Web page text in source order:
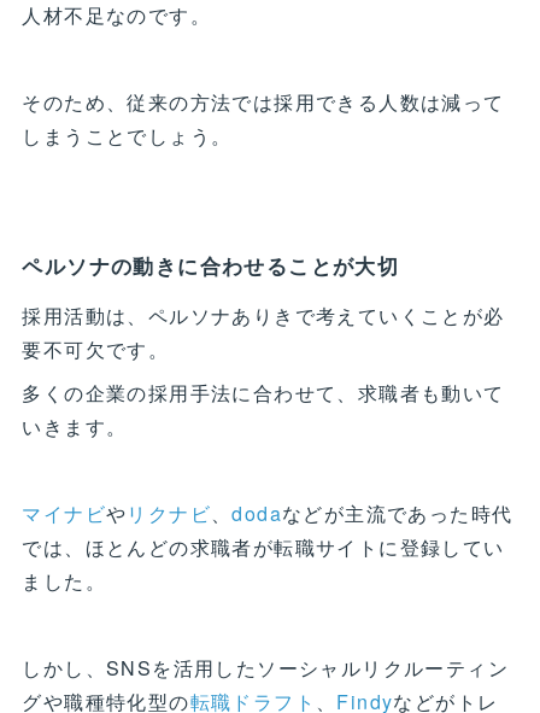
人材不足なのです。
そのため、従来の方法では採用できる人数は減って
しまうことでしょう。
ペルソナの動きに合わせることが大切
採用活動は、ペルソナありきで考えていくことが必
要不可欠です。
多くの企業の採用手法に合わせて、求職者も動いて
いきます。
マイナビやリクナビ、dodaなどが主流であった時代
では、ほとんどの求職者が転職サイトに登録してい
ました。
しかし、SNSを活用したソーシャルリクルーティン
グや職種特化型の転職ドラフト 、 Findyなどがトレ